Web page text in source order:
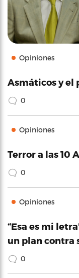
Opiniones
Asmáticos y el
0
Opiniones
Terror a las 10
0
Opiniones
“Esa es mi
un plan contra
0